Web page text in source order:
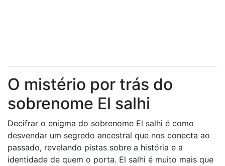
O mistério por trás do
sobrenome El salhi
Decifrar o enigma do sobrenome El salhi é como
desvendar um segredo ancestral que nos conecta ao
passado, revelando pistas sobre a história e a
identidade de quem o porta. El salhi é muito mais que